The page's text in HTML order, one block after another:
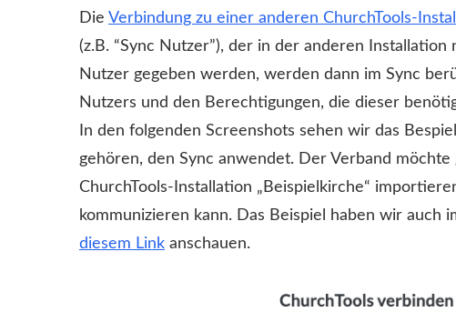
Die Verbindung zu einer anderen ChurchTools-
(z.B. “Sync Nutzer”), der in der anderen
Nutzer gegeben werden, werden dann im Sync
Nutzers und den Berechtigungen, die dieser
In den folgenden Screenshots sehen wir das
gehören, den Sync anwendet. Der Verband
ChurchTools-Installation „Beispielkirche“
kommunizieren kann. Das Beispiel haben wir auch
diesem Link anschauen.